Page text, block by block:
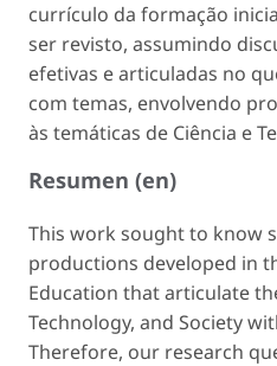
currículo da formação
ser revisto, assumindo
efetivas e articuladas no
com temas, envolvendo
às temáticas de Ciência e
Resumen (en)
This work sought to know
productions developed in
Education that articulate
Technology, and Society
Therefore, our research